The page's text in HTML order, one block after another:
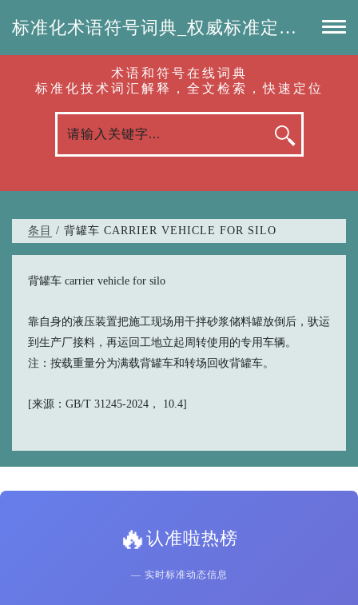
标准化术语符号词典_权威标准定义_专业词汇查询-认准啦（RenZhunLa.com）
术语和符号在线词典
标准化技术词汇解释，全文检索，快速定位
条目 / 背罐车 CARRIER VEHICLE FOR SILO
背罐车 carrier vehicle for silo
靠自身的液压装置把施工现场用干拌砂浆储料罐放倒后，驮运
到生产厂接料，再运回工地立起周转使用的专用车辆。
注：按载重量分为满载背罐车和转场回收背罐车。
[来源：GB/T 31245-2024， 10.4]
🔥认准啦热榜
— 实时标准动态信息